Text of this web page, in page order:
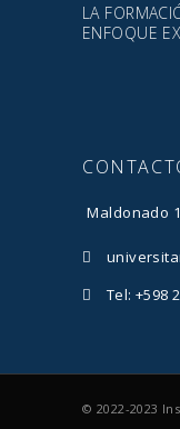
LA
ENFOQUE
Maldonado
Tel: +598
© 2022-2023